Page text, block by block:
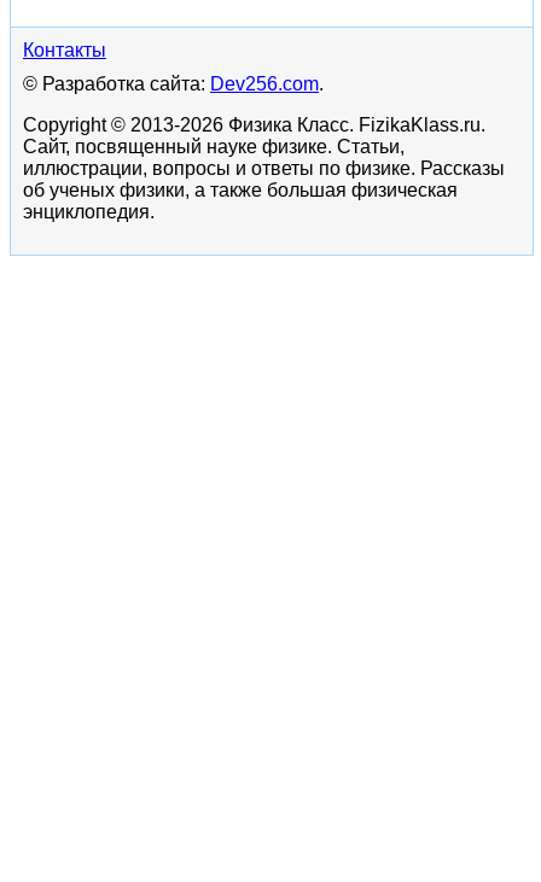
Контакты
© Разработка сайта: Dev256.com.
Copyright © 2013-2026 Физика Класс. FizikaKlass.ru.
Сайт, посвященный науке физике. Статьи,
иллюстрации, вопросы и ответы по физике. Рассказы
об ученых физики, а также большая физическая
энциклопедия.